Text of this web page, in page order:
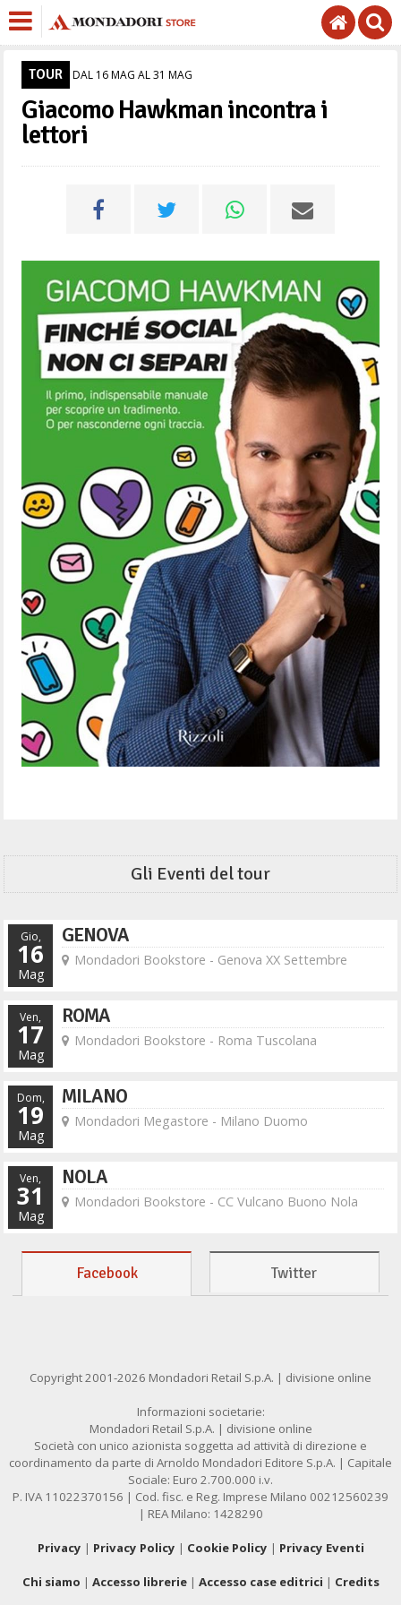
TOUR DAL 16 MAG AL 31 MAG
Giacomo Hawkman incontra i
lettori
Gli Eventi del tour
Gio,
16
Mag
GENOVA
Mondadori Bookstore - Genova XX Settembre
Ven,
17
Mag
ROMA
Mondadori Bookstore - Roma Tuscolana
Dom,
19
Mag
MILANO
Mondadori Megastore - Milano Duomo
Ven,
31
Mag
NOLA
Mondadori Bookstore - CC Vulcano Buono Nola
Facebook Twitter
Copyright 2001-2026 Mondadori Retail S.p.A. | divisione online
Informazioni societarie:
Mondadori Retail S.p.A. | divisione online
Società con unico azionista soggetta ad attività di direzione e
coordinamento da parte di Arnoldo Mondadori Editore S.p.A. | Capitale
Sociale: Euro 2.700.000 i.v.
P. IVA 11022370156 | Cod. fisc. e Reg. Imprese Milano 00212560239
| REA Milano: 1428290
Privacy | Privacy Policy | Cookie Policy | Privacy Eventi
Chi siamo | Accesso librerie| Accesso case editrici | Credits